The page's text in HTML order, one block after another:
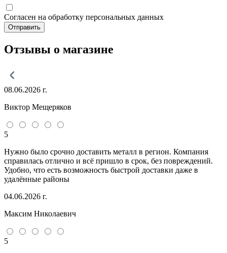
Согласен на обработку персональных данных
Отправить
Отзывы о магазине
08.06.2026 г.
Виктор Мещеряков
5
Нужно было срочно доставить металл в регион. Компания
справилась отлично и всё пришло в срок, без повреждений.
Удобно, что есть возможность быстрой доставки даже в
удалённые районы
04.06.2026 г.
Максим Николаевич
5